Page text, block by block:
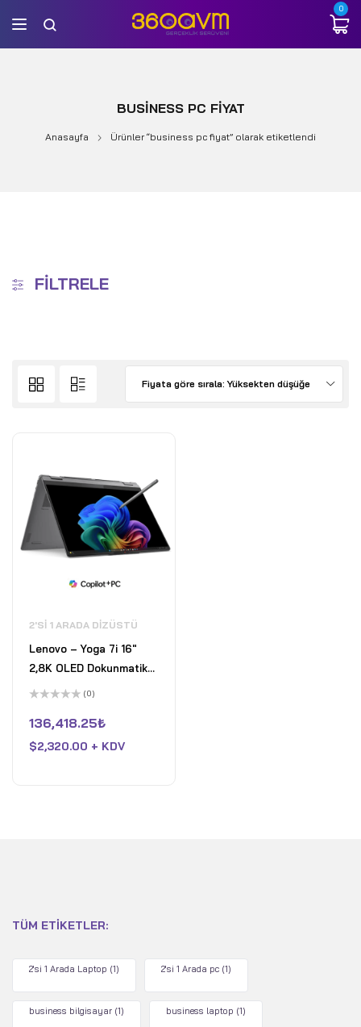
0
BUSINESS PC FIYAT
Anasayfa Ürünler “business pc fiyat” olarak etiketlendi
FILTRELE
Fiyata göre sırala: Yüksekten düşüğe
2'SI 1 ARADA DIZÜSTÜ
Lenovo – Yoga 7i 16"
2,8K OLED Dokunmatik
2'si 1 Arada Dizüstü
Ultra 7 258V - 32 GB
RAM - Intel Arc - 1 TB
üzerinden
0
aldı
(0)
136,418.25₺
$2,320.00 + KDV
TÜM ETIKETLER:
2'si 1 Arada Laptop (1) 2'si 1 Arada pc (1)
business bilgisayar (1) business laptop (1)